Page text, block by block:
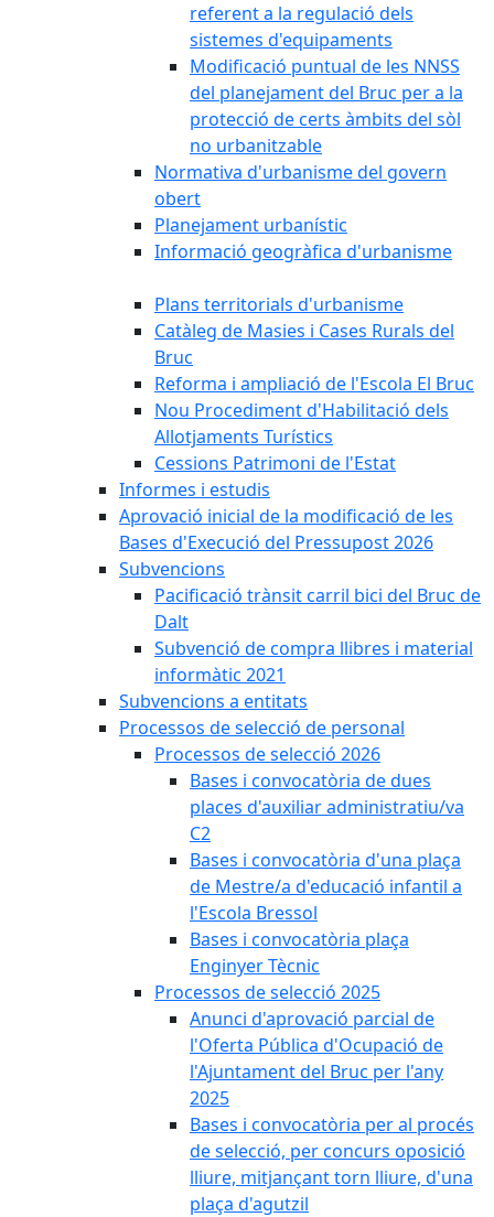
referent a la regulació dels
sistemes d'equipaments
Modificació puntual de les NNSS
del planejament del Bruc per a la
protecció de certs àmbits del sòl
no urbanitzable
Normativa d'urbanisme del govern
obert
Planejament urbanístic
Informació geogràfica d'urbanisme
Plans territorials d'urbanisme
Catàleg de Masies i Cases Rurals del
Bruc
Reforma i ampliació de l'Escola El Bruc
Nou Procediment d'Habilitació dels
Allotjaments Turístics
Cessions Patrimoni de l'Estat
Informes i estudis
Aprovació inicial de la modificació de les
Bases d'Execució del Pressupost 2026
Subvencions
Pacificació trànsit carril bici del Bruc de
Dalt
Subvenció de compra llibres i material
informàtic 2021
Subvencions a entitats
Processos de selecció de personal
Processos de selecció 2026
Bases i convocatòria de dues
places d'auxiliar administratiu/va
C2
Bases i convocatòria d'una plaça
de Mestre/a d'educació infantil a
l'Escola Bressol
Bases i convocatòria plaça
Enginyer Tècnic
Processos de selecció 2025
Anunci d'aprovació parcial de
l'Oferta Pública d'Ocupació de
l'Ajuntament del Bruc per l'any
2025
Bases i convocatòria per al procés
de selecció, per concurs oposició
lliure, mitjançant torn lliure, d'una
plaça d'agutzil